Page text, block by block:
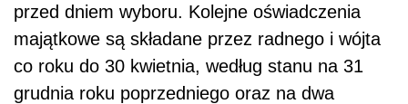
przed dniem wyboru. Kolejne oświadczenia
majątkowe są składane przez radnego i wójta
co roku do 30 kwietnia, według stanu na 31
grudnia roku poprzedniego oraz na dwa